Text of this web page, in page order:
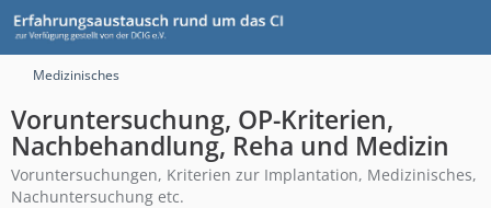
Medizinisches
Voruntersuchung, OP-Kriterien,
Nachbehandlung, Reha und Medizin
Voruntersuchungen, Kriterien zur Implantation, Medizinisches,
Nachuntersuchung etc.